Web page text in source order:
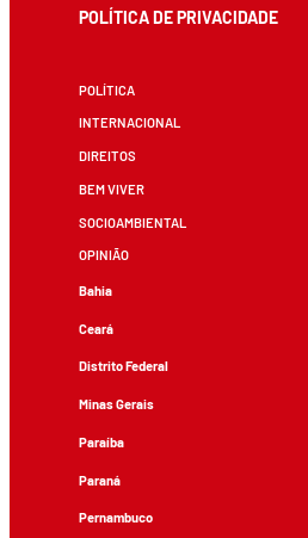
POLÍTICA DE PRIVACIDADE
POLÍTICA
INTERNACIONAL
DIREITOS
BEM VIVER
SOCIOAMBIENTAL
OPINIÃO
Bahia
Ceará
Distrito Federal
Minas Gerais
Paraíba
Paraná
Pernambuco